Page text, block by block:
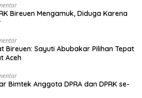
Bireuen Mengamuk, Diduga Karena
Bireuen: Sayuti Abubakar Pilihan Tepat
Aceh
Bimtek Anggota DPRA dan DPRK se-